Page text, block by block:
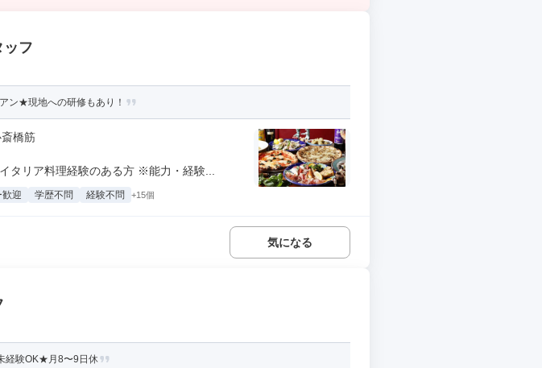
ッフ
ン★現地への研修もあり！
橋筋
タリア料理経験のある方 ※能力・経験...
歓迎 学歴不問 経験不問 +15個
気になる
経験OK★月8〜9日休